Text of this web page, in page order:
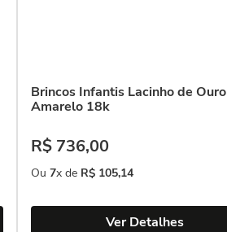
Brincos Infantis Lacinho de Ouro
Amarelo 18k
R$ 736,00
Ou 7x de R$ 105,14
Ver Detalhes